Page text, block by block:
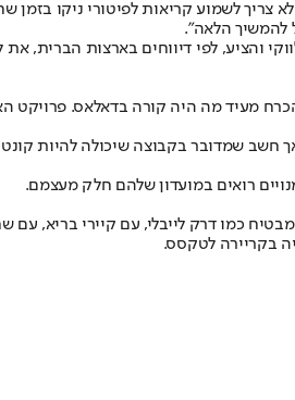
לשמוע קריאות לפיטורי ניקו בזמן
להמשיך הלאה".
והציע, לפי דיווחים בארצות הברית, את
מעיד מה היה קורה בדאלאס. פרויקט
שמדובר בקבוצה שיכולה להיות
רואים במועדון שלהם חלק מעצמם.